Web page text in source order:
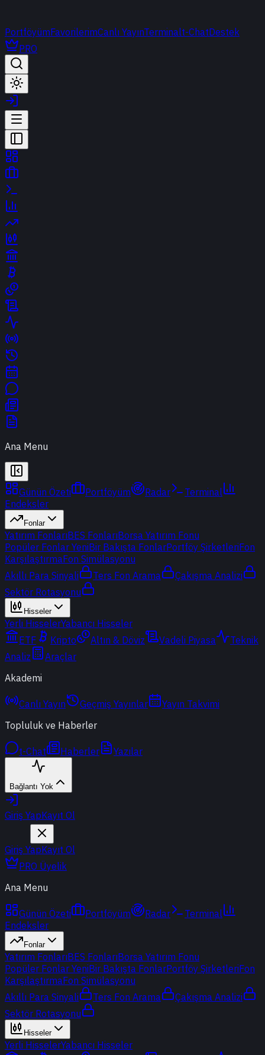
PortföyümFavorilerimCanlı YayınTerminalt-ChatDestek
PRO
Ana Menu
Günün Özeti Portföyüm Radar
Terminal
Endeksler
Fonlar
Yatırım FonlarıBES FonlarıBorsa Yatırım Fonu
Popüler Fonlar YeniBir Bakışta FonlarPortföy ŞirketleriFon
KarşılaştırmaFon Simülasyonu
Akıllı Para Sinyali
Ters Fon Arama
Çakışma Analizi
Sektör Rotasyonu
Hisseler
Yerli HisselerYabancı Hisseler
ETF
Kripto Altın & Döviz Vadeli Piyasa
Teknik
Analiz
Araçlar
Akademi
Canlı Yayın Geçmiş Yayınlar
Yayın Takvimi
Topluluk ve Haberler
t-Chat Haberler Yazılar
Bağlantı Yok
Giriş YapKayıt Ol
Giriş YapKayıt Ol
PRO Üyelik
Ana Menu
Günün Özeti Portföyüm Radar
Terminal
Endeksler
Fonlar
Yatırım FonlarıBES FonlarıBorsa Yatırım Fonu
Popüler Fonlar YeniBir Bakışta FonlarPortföy ŞirketleriFon
KarşılaştırmaFon Simülasyonu
Akıllı Para Sinyali
Ters Fon Arama
Çakışma Analizi
Sektör Rotasyonu
Hisseler
Yerli HisselerYabancı Hisseler